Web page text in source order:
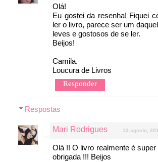
Olá!
Eu gostei da resenha! Fiquei
ler o livro, parece ser um
leves e gostosos de se ler.
Beijos!
Camila.
Loucura de Livros
Responder
Respostas
Mari Rodrigues 13 agosto,
Olá !! O livro realmente é
obrigada !!! Beijos